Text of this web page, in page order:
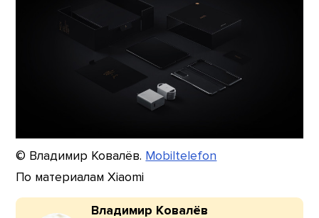
© Владимир Ковалёв. Mobiltelefon
По материалам Xiaomi
Владимир Ковалёв